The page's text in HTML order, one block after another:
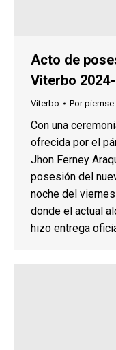
Acto de
Viterbo
Viterbo Porpiemse
Con una
ofrecida por el
Jhon Ferney
posesión del
noche del
donde el actual
hizo entrega